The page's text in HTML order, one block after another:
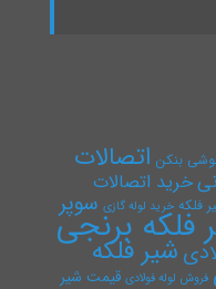
بنکن اتصالات
خرید اتصالات
فلکه خرید لوله گازی سوپر
فلکه برنجی
شیر فلکه
فروش لوله فولادی قیمت شیر